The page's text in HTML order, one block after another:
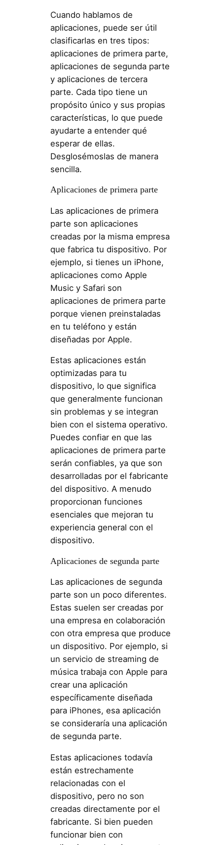
Cuando hablamos de
aplicaciones, puede ser útil
clasificarlas en tres tipos:
aplicaciones de primera parte,
aplicaciones de segunda parte
y aplicaciones de tercera
parte. Cada tipo tiene un
propósito único y sus propias
características, lo que puede
ayudarte a entender qué
esperar de ellas.
Desglosémoslas de manera
sencilla.
Aplicaciones de primera parte
Las aplicaciones de primera
parte son aplicaciones
creadas por la misma empresa
que fabrica tu dispositivo. Por
ejemplo, si tienes un iPhone,
aplicaciones como Apple
Music y Safari son
aplicaciones de primera parte
porque vienen preinstaladas
en tu teléfono y están
diseñadas por Apple.
Estas aplicaciones están
optimizadas para tu
dispositivo, lo que significa
que generalmente funcionan
sin problemas y se integran
bien con el sistema operativo.
Puedes confiar en que las
aplicaciones de primera parte
serán confiables, ya que son
desarrolladas por el fabricante
del dispositivo. A menudo
proporcionan funciones
esenciales que mejoran tu
experiencia general con el
dispositivo.
Aplicaciones de segunda parte
Las aplicaciones de segunda
parte son un poco diferentes.
Estas suelen ser creadas por
una empresa en colaboración
con otra empresa que produce
un dispositivo. Por ejemplo, si
un servicio de streaming de
música trabaja con Apple para
crear una aplicación
específicamente diseñada
para iPhones, esa aplicación
se consideraría una aplicación
de segunda parte.
Estas aplicaciones todavía
están estrechamente
relacionadas con el
dispositivo, pero no son
creadas directamente por el
fabricante. Si bien pueden
funcionar bien con